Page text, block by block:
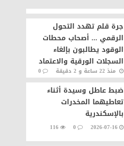
جرة قلم تهدد التحول
الرقمي ... أصحاب محطات
الوقود يطالبون بإلغاء
السجلات الورقية والاعتماد
على المنظومة الإلكترونية
منذ 22 ساعة و 2 دقيقة
0
64
ضبط عاطل وسيدة أثناء
تعاطيهما المخدرات
بالإسكندرية
2026-07-16
0
116